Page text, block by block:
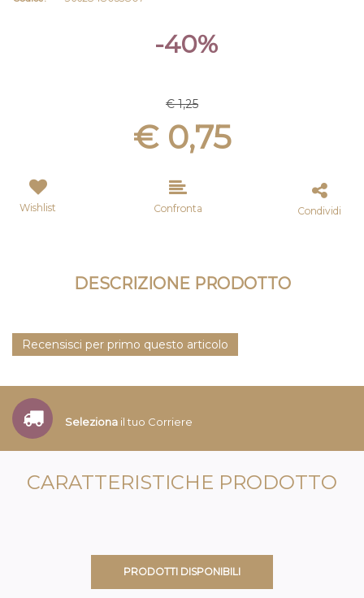
-40%
€ 1,25
€ 0,75
Wishlist Confronta Condividi
DESCRIZIONE PRODOTTO
Recensisci per primo questo articolo
Seleziona il tuo Corriere
CARATTERISTICHE PRODOTTO
PRODOTTI DISPONIBILI